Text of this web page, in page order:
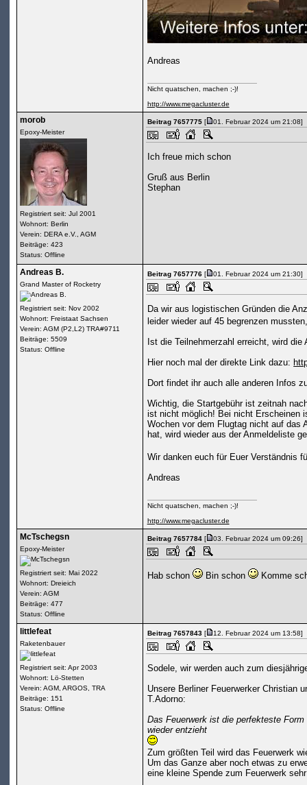
Andreas
Nicht quatschen, machen ;-)!
http://www.megacluster.de
morob
Epoxy-Meister
Registriert seit: Jul 2001
Wohnort: Berlin
Verein: DERA e.V., AGM
Beiträge: 423
Status: Offline
Beitrag 7657775[ 01. Februar 2024 um 21:08]
Ich freue mich schon
Gruß aus Berlin
Stephan
Andreas B.
Grand Master of Rocketry
Registriert seit: Nov 2002
Wohnort: Freistaat Sachsen
Verein: AGM (P2,L2) TRA#9711
Beiträge: 5509
Status: Offline
Beitrag 7657776[ 01. Februar 2024 um 21:30]
Da wir aus logistischen Gründen die
leider wieder auf 45 begrenzen
Ist die Teilnehmerzahl erreicht, wird
Hier noch mal der direkte Link dazu:
Dort findet ihr auch alle anderen Infos
Wichtig, die Startgebühr ist zeitnah
ist nicht möglich! Bei nicht Erscheinen
Wochen vor dem Flugtag nicht auf das
hat, wird wieder aus der Anmeldeliste
Wir danken euch für Euer Verständnis
Andreas
Nicht quatschen, machen ;-)!
http://www.megacluster.de
McTschegsn
Epoxy-Meister
Registriert seit: Mai 2022
Wohnort: Dreieich
Verein: AGM
Beiträge: 477
Status: Offline
Beitrag 7657784[ 03. Februar 2024 um 09:26]
Hab schon Bin schon Komme
littlefeat
Raketenbauer
Registriert seit: Apr 2003
Wohnort: Lö-Stetten
Verein: AGM, ARGOS, TRA
Beiträge: 151
Status: Offline
Beitrag 7657843[ 12. Februar 2024 um 13:58]
Sodele, wir werden auch zum
Unsere Berliner Feuerwerker Christian
T.Adorno:
Das Feuerwerk ist die perfekteste
wieder entzieht
Zum größten Teil wird das Feuerwerk
Um das Ganze aber noch etwas zu
eine kleine Spende zum Feuerwerk